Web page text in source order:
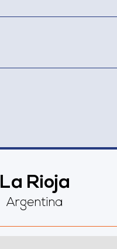
La Rioja
Argentina